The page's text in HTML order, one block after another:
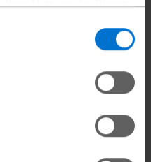
Ihrer Nutzung der Dienste